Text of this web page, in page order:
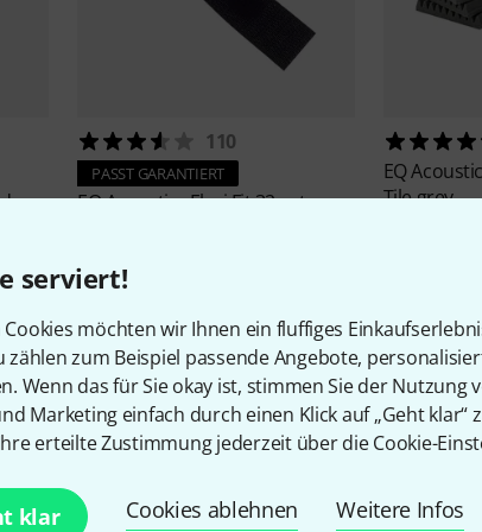
serviert!
möchten wir Ihnen ein fluffiges
zählen zum Beispiel passende Angebote,
Wenn das für Sie okay ist, stimmen Sie der Nutzung
Marketing einfach durch einen Klick auf „Geht klar“
erteilte Zustimmung jederzeit über die Cookie-
klar Cookies ablehnen Weitere Infos
110
PASST GARANTIERT
EQ AcousticsFlexi Fit 32 set
EQ
Tile grey
Kundenbewertungen